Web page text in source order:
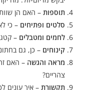
תוספות – האם הן
סלטים ופתיחים – כי
לחמים ומטבלים –
קינוחים – כן, גם
מראה והגשה – האם
צהריים?
תקשורת – איך עונים